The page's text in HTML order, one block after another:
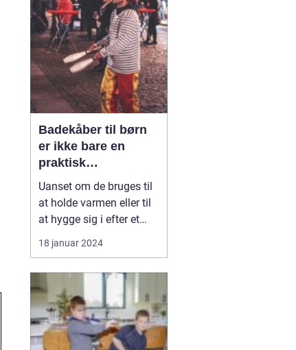
eventyr, fantasi og
læring. I denne artikel
vil...
Badekåber til børn
er ikke bare en
praktisk
beklædningsgensta
nd, men også en del
af deres daglige
rutine efter badet
Uanset om de bruges til
at holde varmen eller til
at hygge sig i efter et
bad, er badekåber til
børn et vigtigt element i
artikel vil dykke ned i,
hvad der er vigtigt at
vide om badekåber til
børn, deres historiske
18 januar 2024